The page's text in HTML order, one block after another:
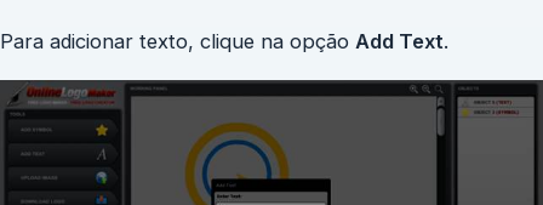
Para adicionar texto, clique na opção Add Text.